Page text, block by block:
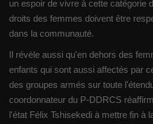
un espoir de vivre à cette catégorie
droits des femmes doivent être
dans la communauté.
Il révèle aussi qu'en dehors des
enfants qui sont aussi affectés par
des groupes armés sur toute
coordonnateur du P-DDRCS
l'état Félix Tshisekedi à mettre fin à